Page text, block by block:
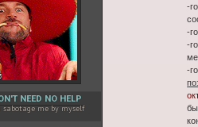
NEED NO HELP
sabotage me by myself
-
-
-
-